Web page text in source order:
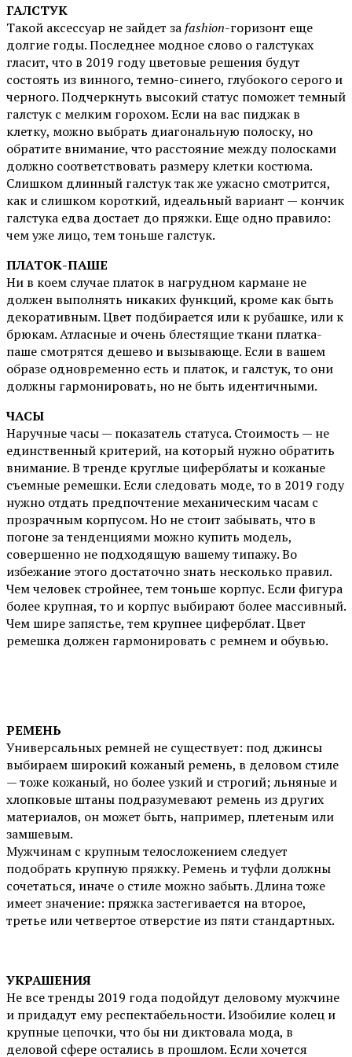
ГАЛСТУК
Такой аксессуар не зайдет за fashion-горизонт еще
долгие годы. Последнее модное слово о галстуках
гласит, что в 2019 году цветовые решения будут
состоять из винного, темно-синего, глубокого серого и
черного. Подчеркнуть высокий статус поможет темный
галстук с мелким горохом. Если на вас пиджак в
клетку, можно выбрать диагональную полоску, но
обратите внимание, что расстояние между полосками
должно соответствовать размеру клетки костюма.
Слишком длинный галстук так же ужасно смотрится,
как и слишком короткий, идеальный вариант — кончик
галстука едва достает до пряжки. Еще одно правило:
чем уже лицо, тем тоньше галстук.
ПЛАТОК-ПАШЕ
Ни в коем случае платок в нагрудном кармане не
должен выполнять никаких функций, кроме как быть
декоративным. Цвет подбирается или к рубашке, или к
брюкам. Атласные и очень блестящие ткани платка-
паше смотрятся дешево и вызывающе. Если в вашем
образе одновременно есть и платок, и галстук, то они
должны гармонировать, но не быть идентичными.
ЧАСЫ
Наручные часы — показатель статуса. Стоимость — не
единственный критерий, на который нужно обратить
внимание. В тренде круглые циферблаты и кожаные
съемные ремешки. Если следовать моде, то в 2019 году
нужно отдать предпочтение механическим часам с
прозрачным корпусом. Но не стоит забывать, что в
погоне за тенденциями можно купить модель,
совершенно не подходящую вашему типажу. Во
избежание этого достаточно знать несколько правил.
Чем человек стройнее, тем тоньше корпус. Если фигура
более крупная, то и корпус выбирают более массивный.
Чем шире запястье, тем крупнее циферблат. Цвет
ремешка должен гармонировать с ремнем и обувью.
РЕМЕНЬ
Универсальных ремней не существует: под джинсы
выбираем широкий кожаный ремень, в деловом стиле
— тоже кожаный, но более узкий и строгий; льняные и
хлопковые штаны подразумевают ремень из других
материалов, он может быть, например, плетеным или
замшевым.
Мужчинам с крупным телосложением следует
подобрать крупную пряжку. Ремень и туфли должны
сочетаться, иначе о стиле можно забыть. Длина тоже
имеет значение: пряжка застегивается на второе,
третье или четвертое отверстие из пяти стандартных.
УКРАШЕНИЯ
Не все тренды 2019 года подойдут деловому мужчине
и придадут ему респектабельности. Изобилие колец и
крупные цепочки, что бы ни диктовала мода, в
деловой сфере остались в прошлом. Если хочется